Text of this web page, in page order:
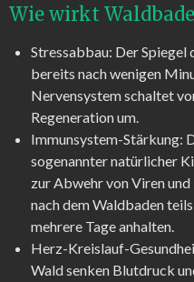
Wie wirkt
Stressabbau: Der Spiegel
bereits nach wenigen
Nervensystem schaltet
Regeneration um.
Immunsystem-Stärkung:
sogenannternatürlicher
zur Abwehr von Viren
nach dem Waldbaden
mehrere Tage anhalten.
Herz-Kreislauf-
Wald senken Blutdruck